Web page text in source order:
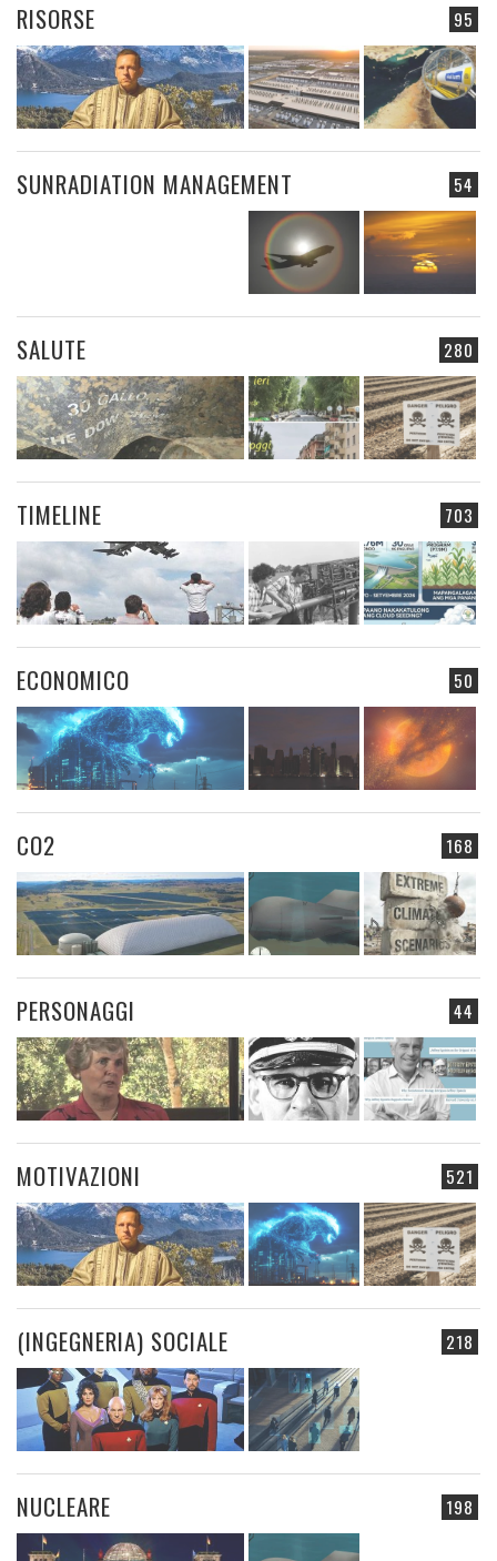
95
RISORSE
54
SUNRADIATION MANAGEMENT
280
SALUTE
703
TIMELINE
50
ECONOMICO
168
CO2
44
PERSONAGGI
521
MOTIVAZIONI
218
(INGEGNERIA) SOCIALE
198
NUCLEARE